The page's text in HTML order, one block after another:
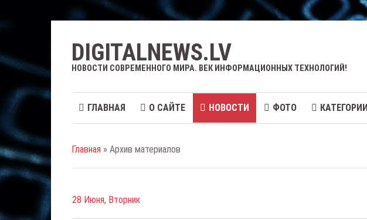
DIGITALNEWS.LV
НОВОСТИ СОВРЕМЕННОГО МИРА. ВЕК ИНФОРМАЦИОННЫХ ТЕХНОЛОГИЙ!
ГЛАВНАЯ О САЙТЕ НОВОСТИ ФОТО КАТЕГОРИИ
Главная » Архив материалов
28 Июня, Вторник